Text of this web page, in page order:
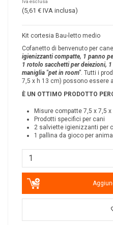
Iva esclusa
(5,61 € IVA inclusa)
Kit cortesia Bau-letto medio
Cofanetto di benvenuto per
igienizzanti compatte, 1 panno
1 rotolo sacchetti per deiezioni,
maniglia "pet in room". Tutti i
7,5 x h 13 cm) possono essere
È UN OTTIMO PRODOTTO
Misure compatte 7,5 x 7,5 x
Prodotti specifici per cani
2 salviette igienizzanti per
1 pallina da gioco per